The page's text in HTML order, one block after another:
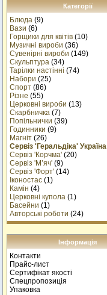
Категорії
Блюда (9)
Вази (6)
Горщики для квітів (10)
Музичнi вироби (36)
Сувенірні вироби (149)
Скульптура (34)
Тарілки настінні (74)
Набори (25)
Спорт (86)
Різне (55)
Церковні вироби (13)
Cкарбничка (7)
Попільнички (39)
Годинники (9)
Магніт (26)
Сервіз 'Геральдіка' Україна
Сервіз 'Корчма' (20)
Сервіз 'М’яч' (9)
Сервіз 'Форт' (14)
Іконостас (1)
Камін (4)
Церковні купола (1)
Басейни (1)
Авторські роботи (24)
Інформація
Контакти
Прайс-лист
Сертифікат якості
Спецпропозиція
Упаковка